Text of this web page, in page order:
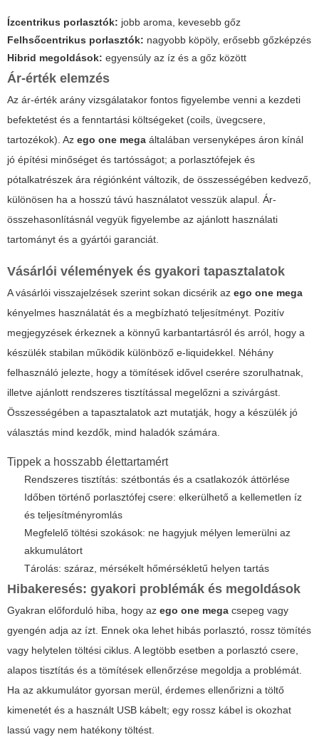
Ízcentrikus porlasztók: jobb aroma, kevesebb gőz
Felhsőcentrikus porlasztók: nagyobb köpöly, erősebb gőzképzés
Hibrid megoldások: egyensúly az íz és a gőz között
Ár-érték elemzés
Az ár-érték arány vizsgálatakor fontos figyelembe venni a kezdeti
befektetést és a fenntartási költségeket (coils, üvegcsere,
tartozékok). Az ego one mega általában versenyképes áron kínál
jó építési minőséget és tartósságot; a porlasztófejek és
pótalkatrészek ára régiónként változik, de összességében kedvező,
különösen ha a hosszú távú használatot vesszük alapul. Ár-
összehasonlításnál vegyük figyelembe az ajánlott használati
tartományt és a gyártói garanciát.
Vásárlói vélemények és gyakori tapasztalatok
A vásárlói visszajelzések szerint sokan dicsérik az ego one mega
kényelmes használatát és a megbízható teljesítményt. Pozitív
megjegyzések érkeznek a könnyű karbantartásról és arról, hogy a
készülék stabilan működik különböző e-liquidekkel. Néhány
felhasználó jelezte, hogy a tömítések idővel cserére szorulhatnak,
illetve ajánlott rendszeres tisztítással megelőzni a szivárgást.
Összességében a tapasztalatok azt mutatják, hogy a készülék jó
választás mind kezdők, mind haladók számára.
Tippek a hosszabb élettartamért
Rendszeres tisztítás: szétbontás és a csatlakozók áttörlése
Időben történő porlasztófej csere: elkerülhető a kellemetlen íz
és teljesítményromlás
Megfelelő töltési szokások: ne hagyjuk mélyen lemerülni az
akkumulátort
Tárolás: száraz, mérsékelt hőmérsékletű helyen tartás
Hibakeresés: gyakori problémák és megoldások
Gyakran előforduló hiba, hogy az ego one mega csepeg vagy
gyengén adja az ízt. Ennek oka lehet hibás porlasztó, rossz tömítés
vagy helytelen töltési ciklus. A legtöbb esetben a porlasztó csere,
alapos tisztítás és a tömítések ellenőrzése megoldja a problémát.
Ha az akkumulátor gyorsan merül, érdemes ellenőrizni a töltő
kimenetét és a használt USB kábelt; egy rossz kábel is okozhat
lassú vagy nem hatékony töltést.